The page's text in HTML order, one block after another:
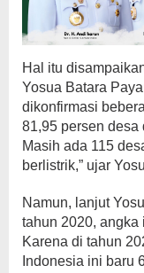
Hal itu
Yosua Batara
dikonfirmasi
81,95 persen desa
Masih ada 115
berlistrik,” ujar
Namun, lanjut
tahun 2020,
Karena di tahun
Indonesia ini baru